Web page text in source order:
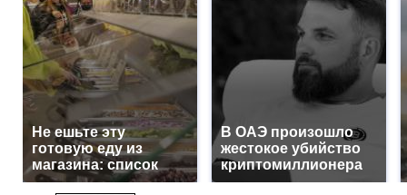
Не ешьте эту
готовую еду из
магазина: список
В ОАЭ произошло
жестокое убийство
криптомиллионера